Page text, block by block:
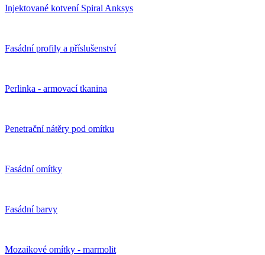
Injektované kotvení Spiral Anksys
Fasádní profily a příslušenství
Perlinka - armovací tkanina
Penetrační nátěry pod omítku
Fasádní omítky
Fasádní barvy
Mozaikové omítky - marmolit